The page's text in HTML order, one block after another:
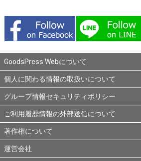
GoodsPress Webについて
個人に関わる情報の取扱いについて
グループ情報セキュリティポリシー
ご利用履歴情報の外部送信について
著作権について
運営会社